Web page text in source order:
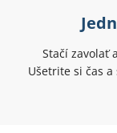
Stačí zavolať
Ušetrite si čas